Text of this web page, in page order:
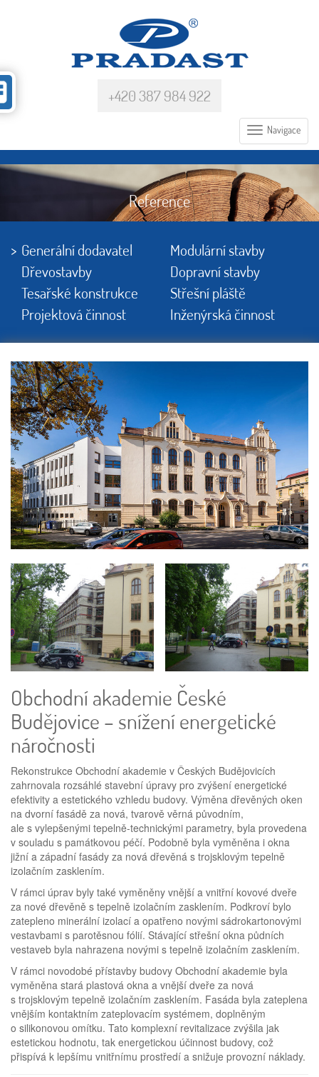
+420 387 984 922
Navigace
Reference
Generální dodavatel
Modulární stavby
Dřevostavby
Dopravní stavby
Tesařské konstrukce
Střešní pláště
Projektová činnost
Inženýrská činnost
Obchodní akademie České
Budějovice – snížení energetické
náročnosti
Rekonstrukce Obchodní akademie v Českých Budějovicích
zahrnovala rozsáhlé stavební úpravy pro zvýšení energetické
efektivity a estetického vzhledu budovy. Výměna dřevěných oken
na dvorní fasádě za nová, tvarově věrná původním,
ale s vylepšenými tepelně-technickými parametry, byla provedena
v souladu s památkovou péčí. Podobně byla vyměněna i okna
jižní a západní fasády za nová dřevěná s trojsklovým tepelně
izolačním zasklením.
V rámci úprav byly také vyměněny vnější a vnitřní kovové dveře
za nové dřevěně s tepelně izolačním zasklením. Podkroví bylo
zatepleno minerální izolací a opatřeno novými sádrokartonovými
vestavbami s parotěsnou fólií. Stávající střešní okna půdních
vestaveb byla nahrazena novými s tepelně izolačním zasklením.
V rámci novodobé přístavby budovy Obchodní akademie byla
vyměněna stará plastová okna a vnější dveře za nová
s trojsklovým tepelně izolačním zasklením. Fasáda byla zateplena
vnějším kontaktním zateplovacím systémem, doplněným
o silikonovou omítku. Tato komplexní revitalizace zvýšila jak
estetickou hodnotu, tak energetickou účinnost budovy, což
přispívá k lepšímu vnitřnímu prostředí a snižuje provozní náklady.